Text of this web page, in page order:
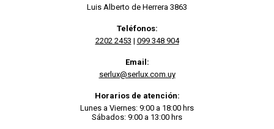
Luis Alberto de Herrera 3863
Teléfonos:
2202 2453 | 099 348 904
Email:
serlux@serlux.com.uy
Horarios de atención:
Lunes a Viernes: 9:00 a 18:00 hrs
Sábados: 9:00 a 13:00 hrs